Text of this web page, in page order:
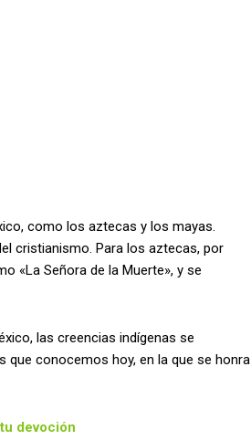
como los aztecas y los mayas.
cristianismo. Para los aztecas, por
«La Señora de la Muerte», y se
las creencias indígenas se
que conocemos hoy, en la que se honra
devoción